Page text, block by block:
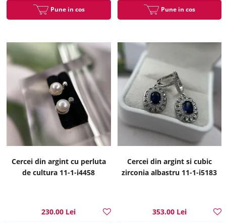
Pune in cos Pune in cos
Cercei din argint cu perluta
de cultura 11-1-i4458
230.00 Lei
Cercei din argint si cubic
zirconia albastru 11-1-i5183
353.00 Lei